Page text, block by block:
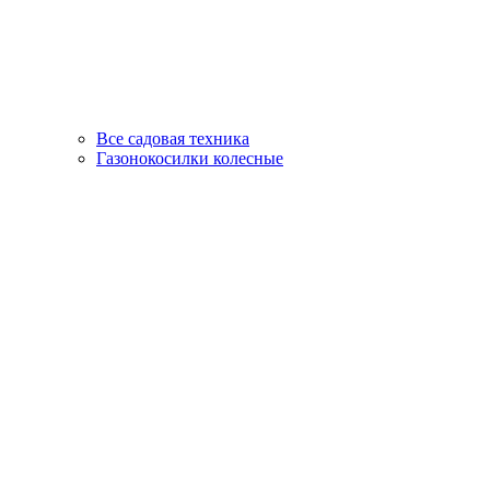
Все садовая техника
Газонокосилки колесные